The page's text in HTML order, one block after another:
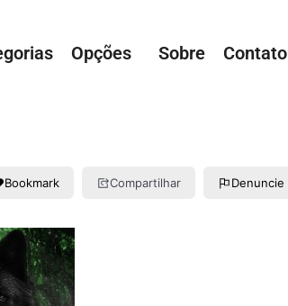
Opções Sobre Contato
Bookmark Compartilhar Denuncie